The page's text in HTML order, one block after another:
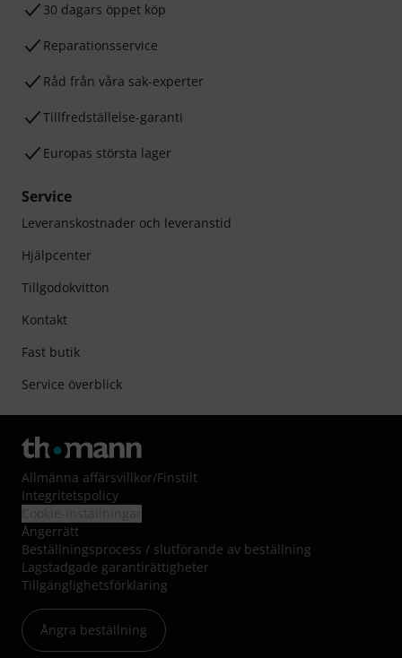
30 dagars öppet köp
Reparationsservice
Råd från våra sak-experter
Tillfredställelse-garanti
Europas största lager
Service
Leveranskostnader och leveranstid
Hjälpcenter
Tillgodokvitton
Kontakt
Fast butik
Service överblick
Allmänna affärsvillkor/Finstilt
Integritetspolicy
Ångerrätt
Beställningsprocess / slutförande av beställning
Lagstadgade garantirättigheter
Tillgänglighetsförklaring
Ångra beställning